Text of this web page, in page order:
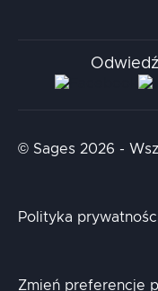
Aidapta
AI & NLP Day
© Sages 2026 -
Polityka
Zmień preferencje